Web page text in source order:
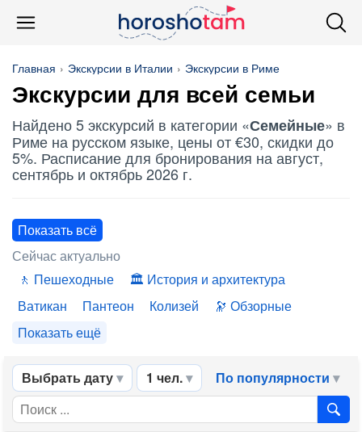
Главная Экскурсии в Италии Экскурсии в Риме
Экскурсии для всей семьи
Найдено 5 экскурсий в категории «Семейные» в
Риме на русском языке, цены от €30, скидки до
5%. Расписание для бронирования на август,
сентябрь и октябрь 2026 г.
Показать всё
Сейчас актуально
Пешеходные
История и архитектура
Ватикан
Пантеон Колизей
Обзорные
Показать ещё
Выбрать дату 1 чел. По популярности